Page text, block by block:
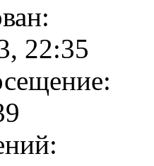
22:35